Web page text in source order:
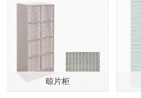
实验室规划设计
产品展示
晾片柜